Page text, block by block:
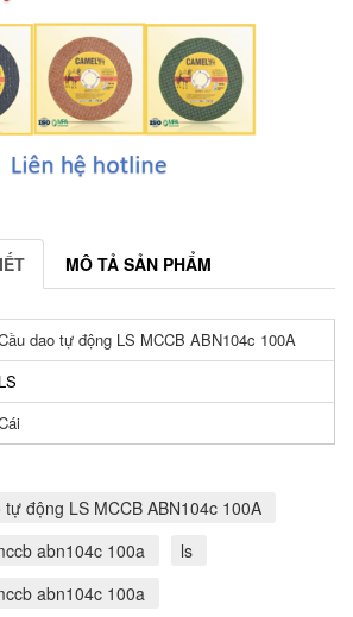
MÔ TẢ SẢN PHẨM
dao tự động LS MCCB ABN104c 100A
LS
tự động LS MCCB ABN104c 100A
abn104c 100a
ls
abn104c 100a